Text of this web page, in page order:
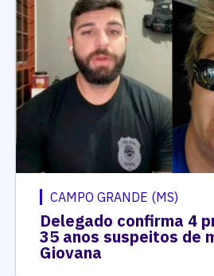
CAMPO GRANDE (MS)
Delegado confirma 4
35 anos suspeitos de
Giovana